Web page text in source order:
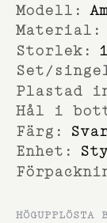
HÖGUPPLÖSTA